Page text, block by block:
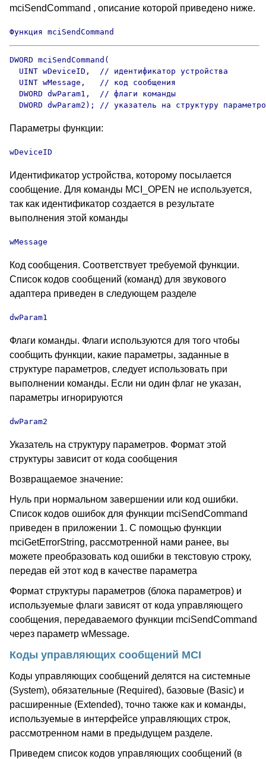
mciSendCommand , описание которой приведено ниже.
Функция mciSendCommand
DWORD mciSendCommand(
  UINT wDeviceID,  // идентификатор устройства
  UINT wMessage,   // код сообщения
  DWORD dwParam1,  // флаги команды
DWORD dwParam2); // указатель на структуру
Параметры функции:
wDeviceID
Идентификатор устройства, которому посылается
сообщение. Для команды MCI_OPEN не используется,
так как идентификатор создается в результате
выполнения этой команды
wMessage
Код сообщения. Соответствует требуемой функции.
Список кодов сообщений (команд) для звукового
адаптера приведен в следующем разделе
dwParam1
Флаги команды. Флаги используются для того чтобы
сообщить функции, какие параметры, заданные в
структуре параметров, следует использовать при
выполнении команды. Если ни один флаг не указан,
параметры игнорируются
dwParam2
Указатель на структуру параметров. Формат этой
структуры зависит от кода сообщения
Возвращаемое значение:
Нуль при нормальном завершении или код ошибки.
Список кодов ошибок для функции mciSendCommand
приведен в приложении 1. С помощью функции
mciGetErrorString, рассмотренной нами ранее, вы
можете преобразовать код ошибки в текстовую строку,
передав ей этот код в качестве параметра
Формат структуры параметров (блока параметров) и
используемые флаги зависят от кода управляющего
сообщения, передаваемого функции mciSendCommand
через параметр wMessage.
Коды управляющих сообщений MCI
Коды управляющих сообщений делятся на системные
(System), обязательные (Required), базовые (Basic) и
расширенные (Extended), точно также как и команды,
используемые в интерфейсе управляющих строк,
рассмотренном нами в предыдущем разделе.
Приведем список кодов управляющих сообщений (в